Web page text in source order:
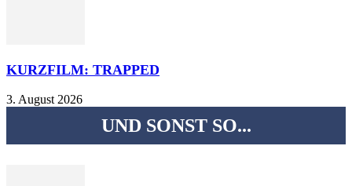
KURZFILM: TRAPPED
3. August 2026
UND SONST SO...